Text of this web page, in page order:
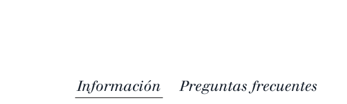
Información Preguntas frecuentes